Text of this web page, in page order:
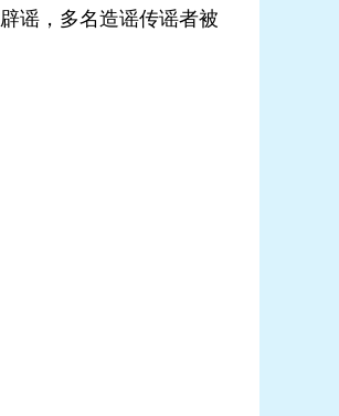
谣，多名造谣传谣者被